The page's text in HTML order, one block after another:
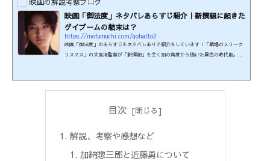
映画の解説考察ブログ
映画「御法度」ネタバレあらすじ紹介｜新撰組に起きた
ゲイブームの結末は？
https://mofumuchi.com/gohatto2
映画「御法度」のあらすじをネタバレありで紹介をしています！「戦場のメリーク
リスマス」の大島渚監督が「新撰組」を全く別の角度から描いた異色の時代劇。当
乱刃』この映画の関連商品を楽天で検索する！この映画は...
目次
解説、考察や感想など
加納惣三郎と近藤勇について